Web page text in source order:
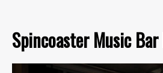
Spincoaster Music Bar